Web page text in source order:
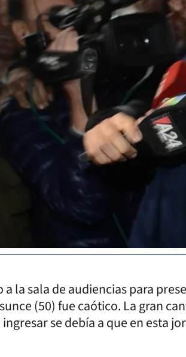
a la sala de audiencias para
(50) fue caótico. La gran
se debía a que en esta